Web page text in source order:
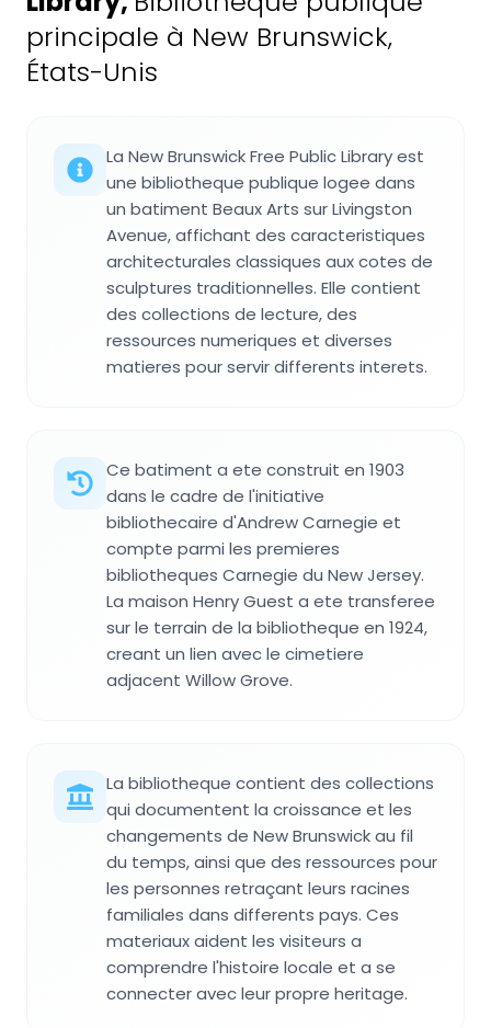
principale à New Brunswick,
États-Unis
La New Brunswick Free Public Library est
une bibliotheque publique logee dans
un batiment Beaux Arts sur Livingston
Avenue, affichant des caracteristiques
architecturales classiques aux cotes de
sculptures traditionnelles. Elle contient
des collections de lecture, des
ressources numeriques et diverses
matieres pour servir differents interets.
Ce batiment a ete construit en 1903
dans le cadre de l'initiative
bibliothecaire d'Andrew Carnegie et
compte parmi les premieres
bibliotheques Carnegie du New Jersey.
La maison Henry Guest a ete transferee
sur le terrain de la bibliotheque en 1924,
creant un lien avec le cimetiere
adjacent Willow Grove.
La bibliotheque contient des collections
qui documentent la croissance et les
changements de New Brunswick au fil
du temps, ainsi que des ressources pour
les personnes retraçant leurs racines
familiales dans differents pays. Ces
materiaux aident les visiteurs a
comprendre l'histoire locale et a se
connecter avec leur propre heritage.